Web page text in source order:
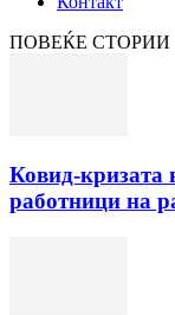
ПОВЕЌЕ СТОРИИ
Ковид-кризата
работници на